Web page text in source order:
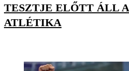
TESZTJE ELŐTT ÁLL
ATLÉTIKA